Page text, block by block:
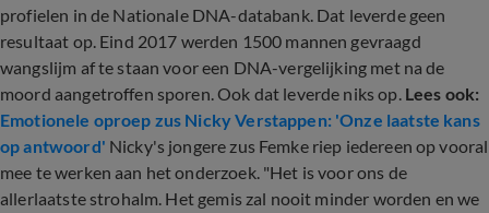
profielen in de Nationale DNA-databank. Dat leverde geen
resultaat op. Eind 2017 werden 1500 mannen gevraagd
wangslijm af te staan voor een DNA-vergelijking met na de
moord aangetroffen sporen. Ook dat leverde niks op. Lees ook:
Emotionele oproep zus Nicky Verstappen: 'Onze laatste kans
op antwoord' Nicky's jongere zus Femke riep iedereen op vooral
mee te werken aan het onderzoek. "Het is voor ons de
allerlaatste strohalm. Het gemis zal nooit minder worden en we